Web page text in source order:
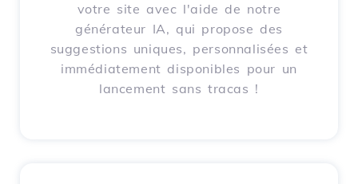
votre site avec l'aide de notre
générateur IA, qui propose des
suggestions uniques, personnalisées et
immédiatement disponibles pour un
lancement sans tracas !